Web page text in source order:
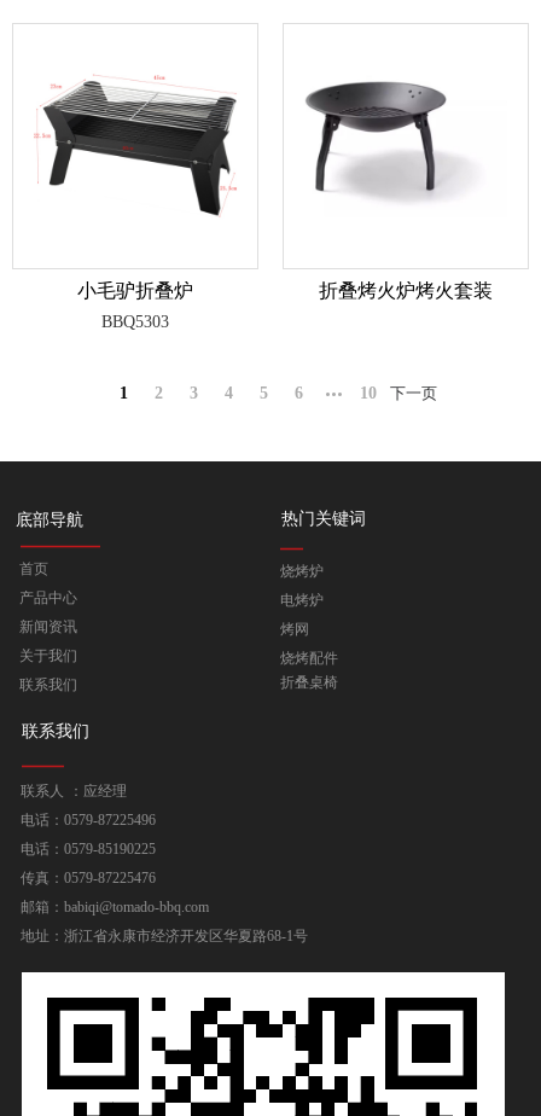
小毛驴折叠炉
BBQ5303
折叠烤火炉烤火套装
1 2 3 4 5 6 10 下一页
底部导航
首页
产品中心
新闻资讯
关于我们
联系我们
热门关键词
烧烤炉
电烤炉
烤网
烧烤配件
折叠桌椅
联系我们
联系人 ：应经理
电话：0579-87225496
电话：0579-85190225
传真：0579-87225476
邮箱：babiqi@tomado-bbq.com
地址：浙江省永康市经济开发区华夏路68-1号